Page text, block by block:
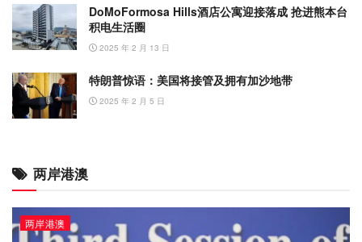
DoMoFormosa Hills酒店公寓迎接落成 抢进熊本台
积电生活圈
2025 年 2 月 13 日
特朗普惊语：美国将接管及拥有加沙地带
2025 年 2 月 5 日
两岸港澳
两岸港澳